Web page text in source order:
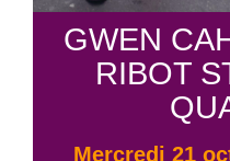
GWEN
RIBOT
mercredi 21